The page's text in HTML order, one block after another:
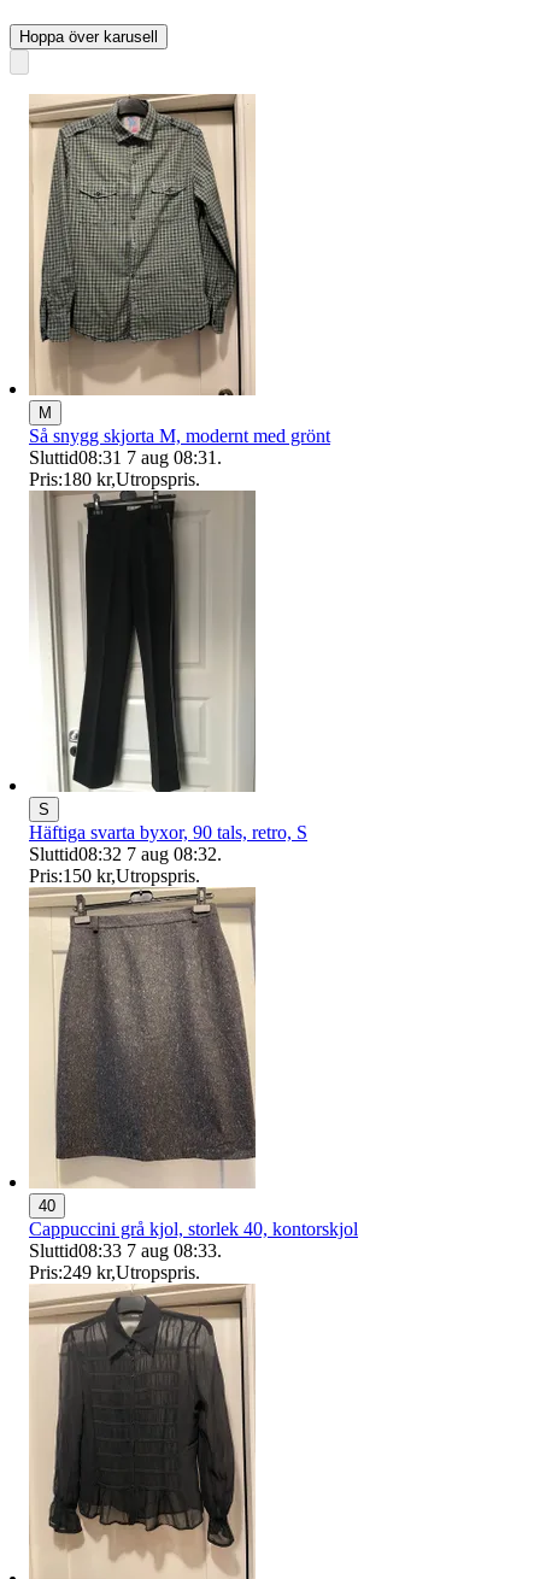
Hoppa över karusell
M
Så snygg skjorta M, modernt med grönt
Sluttid08:31 7 aug 08:31 .
Pris:180 kr,Utropspris.
S
Häftiga svarta byxor, 90 tals, retro, S
Sluttid08:32 7 aug 08:32.
Pris:150 kr,Utropspris.
40
Cappuccini grå kjol, storlek 40, kontorskjol
Sluttid08:33 7 aug 08:33.
Pris:249 kr,Utropspris.